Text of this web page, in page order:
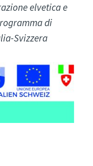
elvetica e
di
Svizzera